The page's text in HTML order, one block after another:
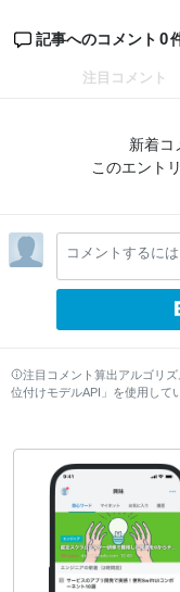
記事へのコメント 0
注目コメント
新着コ
このエント
コメントするに
注目コメント算出アルゴリ
位付けモデルAPI」を使用して